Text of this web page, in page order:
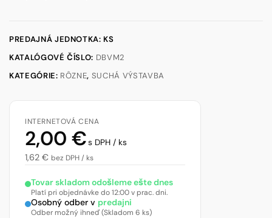
PREDAJNÁ JEDNOTKA: KS
KATALÓGOVÉ ČÍSLO: DBVM2
KATEGÓRIE: RÔZNE, SUCHÁ VÝSTAVBA
INTERNETOVÁ CENA
2,00 €s DPH / ks
1,62 € bez DPH / ks
Tovar skladom odošleme ešte dnes
Platí pri objednávke do 12:00 v prac. dni.
Osobný odber v predajni
Odber možný ihneď (Skladom 6 ks)